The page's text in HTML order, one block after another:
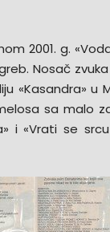
2001. g.
Nosač
«Kasandra» u
sa malo
i «Vrati se